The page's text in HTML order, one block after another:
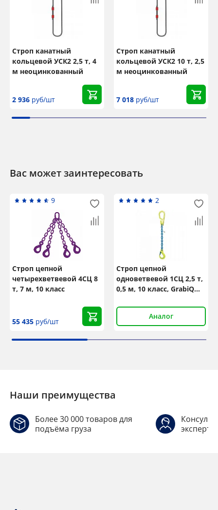
Строп канатный
кольцевой УСК2 2,5 т, 4
м неоцинкованный
2 936 руб/шт
Строп канатный
кольцевой УСК2 10 т, 2,5
м неоцинкованный
7 018 руб/шт
Вас может заинтересовать
9
Строп цепной
четырехветвевой 4СЦ 8
т, 7 м, 10 класс
55 435 руб/шт
2
Строп цепной
одноветвевой 1СЦ 2,5 т,
0,5 м, 10 класс, GrabiQ
Аналог
Наши преимущества
Более 30 000 товаров для
подъёма груза